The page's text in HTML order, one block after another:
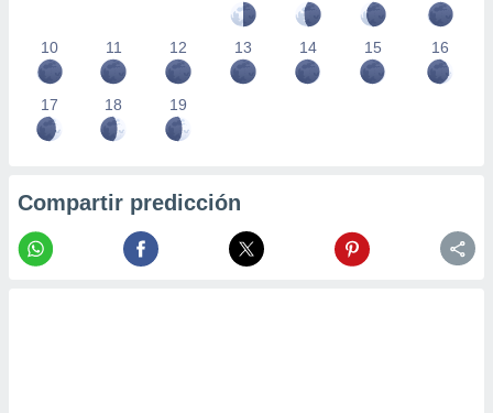
10 11 12 13 14 15 16
17 18 19
Compartir predicción